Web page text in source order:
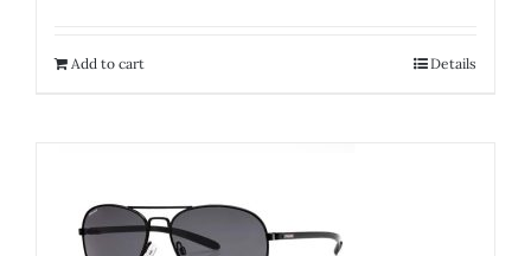
Add to cart Details